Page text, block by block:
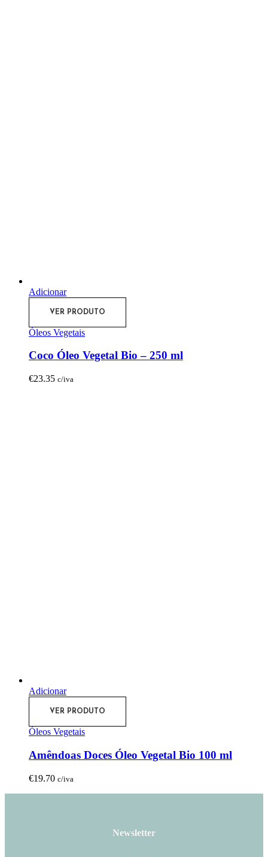
Adicionar
VER PRODUTO
Óleos Vegetais
Coco Óleo Vegetal Bio – 250 ml
€23.35 c/iva
Adicionar
VER PRODUTO
Óleos Vegetais
Amêndoas Doces Óleo Vegetal Bio 100 ml
€19.70 c/iva
Newsletter